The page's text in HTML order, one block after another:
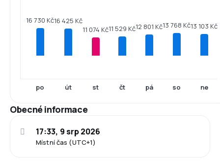
16 730 Kč
po
16 425 Kč
út
11 074 Kč
st
11 529 Kč
čt
12 801 Kč
pá
13 768 Kč
so
13 103 Kč
ne
Obecné informace
Místní čas (UTC+1)
17:33, 9 srp 2026